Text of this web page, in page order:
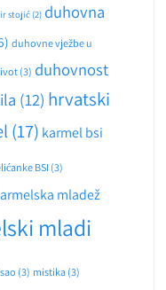
stojić(2) duhovna
duhovne vježbe u
(3) duhovnost
(12) hrvatski
(17) karmel bsi
BSI (3)
mladež
mladi
(3) mistika(3)